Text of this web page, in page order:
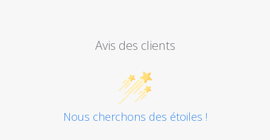
Avis des clients
Nous cherchons des étoiles !